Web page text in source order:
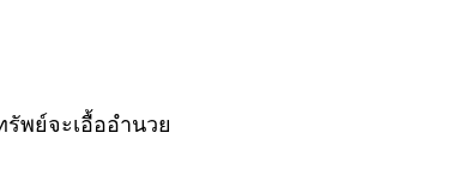
พย์จะเอื้ออำนวย